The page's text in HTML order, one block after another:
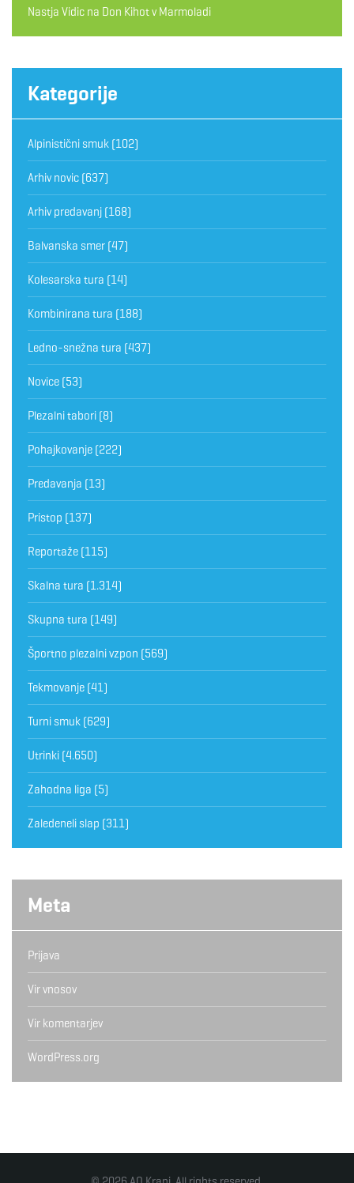
Nastja Vidic na Don Kihot v Marmoladi
Kategorije
Alpinistični smuk (102)
Arhiv novic (637)
Arhiv predavanj (168)
Balvanska smer (47)
Kolesarska tura (14)
Kombinirana tura (188)
Ledno-snežna tura (437)
Novice (53)
Plezalni tabori (8)
Pohajkovanje (222)
Predavanja (13)
Pristop (137)
Reportaže (115)
Skalna tura (1.314)
Skupna tura (149)
Športno plezalni vzpon (569)
Tekmovanje (41)
Turni smuk (629)
Utrinki (4.650)
Zahodna liga (5)
Zaledeneli slap (311)
Meta
Prijava
Vir vnosov
Vir komentarjev
WordPress.org